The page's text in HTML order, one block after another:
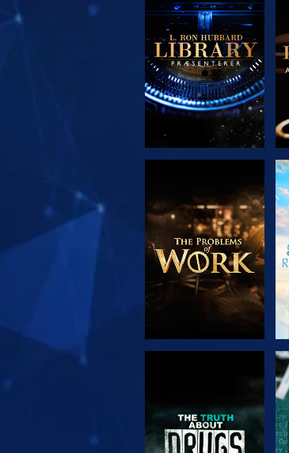
UDFORSK SERIEN
UDFORSK SERIEN